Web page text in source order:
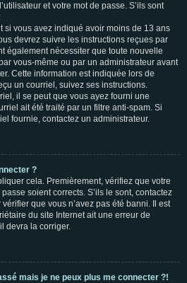
et votre mot de passe. S’ils sont
si vous avez indiqué avoir moins de 13 ans
devrez suivre les instructions reçues par
également nécessiter que toute nouvelle
vous-même ou par un administrateur avant
Cette information est indiquée lors de
un courriel, suivez ses instructions.
il se peut que vous ayez fourni une
ait été traité par un filtre anti-spam. Si
fournie, contactez un administrateur.
?
cela. Premièrement, vérifiez que votre
soient corrects. S’ils le sont, contactez
que vous n’avez pas été banni. Il est
du site Internet ait une erreur de
devra la corriger.
mais je ne peux plus me connecter ?!